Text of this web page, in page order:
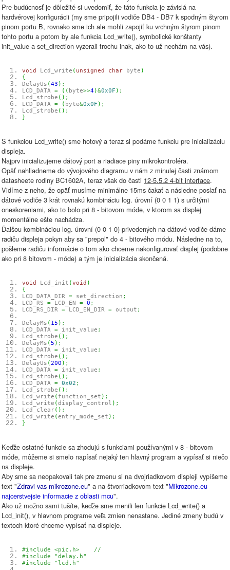
Pre budúcnosť je dôležité si uvedomiť, že táto funkcia je závislá na
hardvérovej konfigurácii (my sme pripojili vodiče DB4 - DB7 k spodným štyrom
pinom portu B, rovnako sme ich ale mohli zapojiť ku vrchným štyrom pinom
tohto portu a potom by ale funkcia Lcd_write(), symbolické konštanty
init_value a set_direction vyzerali trochu inak, ako to už nechám na vás).
void Lcd_write ( unsigned char byte )
{
DelayUs (43 ) ;
LCD_DATA = ( ( byte>>4)&0x0F ) ;
Lcd_strobe ( ) ;
LCD_DATA = ( byte&0x0F ) ;
Lcd_strobe ( ) ;
}
S funkciou Lcd_write() sme hotový a teraz si podáme funkciu pre inicializáciu
displeja.
Najprv inicializujeme dátový port a riadiace piny mikrokontroléra.
Opäť nahliadneme do vývojového diagramu v nám z minulej časti známom
datasheete rodiny BC1602A, teraz však do časti 12-5.5.2 4-bit interface.
Vidíme z neho, že opäť musíme minimálne 15ms čakať a následne poslať na
dátové vodiče 3 krát rovnakú kombináciu log. úrovní (0 0 1 1) s určitými
oneskoreniami, ako to bolo pri 8 - bitovom móde, v ktorom sa displej
momentálne ešte nachádza.
Ďalšou kombináciou log. úrovní (0 0 1 0) privedených na dátové vodiče dáme
radiču displeja pokyn aby sa "prepol" do 4 - bitového módu. Následne na to,
pošleme radiču informácie o tom ako chceme nakonfigurovať displej (podobne
ako pri 8 bitovom - móde) a tým je inicializácia skončená.
void Lcd_init (void )
{
LCD_DATA_DIR = set_direction ;
LCD_RS = LCD_EN = 0 ;
LCD_RS_DIR = LCD_EN_DIR = output ;
DelayMs ( 15 ) ;
LCD_DATA = init_value ;
Lcd_strobe ( ) ;
DelayMs ( 5 ) ;
LCD_DATA = init_value ;
Lcd_strobe ( ) ;
DelayUs (200 ) ;
LCD_DATA = init_value ;
Lcd_strobe ( ) ;
LCD_DATA = 0x02 ;
Lcd_strobe ( ) ;
Lcd_write ( function_set ) ;
Lcd_write (display_control ) ;
Lcd_clear( ) ;
Lcd_write (entry_mode_set ) ;
}
Keďže ostatné funkcie sa zhodujú s funkciami používanými v 8 - bitovom
móde, môžeme si smelo napísať nejaký ten hlavný program a vypísať si niečo
na displeje.
Aby sme sa neopakovali tak pre zmenu si na dvojriadkovom displeji vypíšeme
text "Zdravi vas mikrozone.eu" a na štvorriadkovom text "Mikrozone.eu
najcerstvejsie informacie z oblasti mcu".
Ako už možno sami tušíte, keďže sme menili len funkcie Lcd_write() a
Lcd_init(), v hlavnom programe veľa zmien nenastane. Jediné zmeny budú v
textoch ktoré chceme vypísať na displeje.
#include <pic.h> //
#include "delay.h"
#include "lcd.h"